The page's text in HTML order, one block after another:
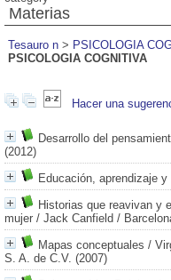
Materias
Tesauro n > PSICOLOGIA
PSICOLOGIA COGNITIVA
Hacer una
Desarrollo del
(2012)
Educación, aprendizaje
Historias que reavivan y
mujer / Jack Canfield /
Mapas conceptuales /
S. A. de C.V. (2007)